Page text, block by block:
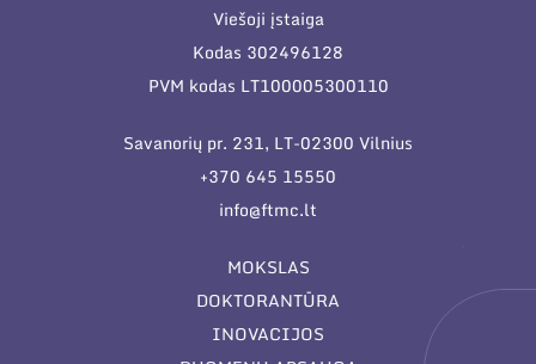
Viešoji įstaiga
Kodas 302496128
PVM kodas LT100005300110
Savanorių pr. 231, LT-02300 Vilnius
+370 645 15550
info@ftmc.lt
MOKSLAS
DOKTORANTŪRA
INOVACIJOS